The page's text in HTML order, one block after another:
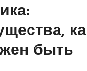
быть